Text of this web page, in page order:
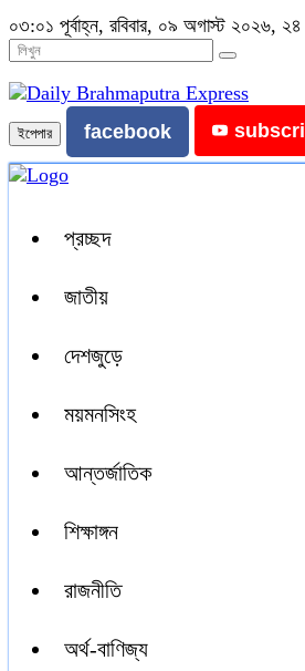
০৩:০১ পূর্বাহ্ন, রবিবার, ০৯ অগাস্ট ২০২৬, ২৪
ইপেপার facebook
প্রচ্ছদ
জাতীয়
দেশজুড়ে
ময়মনসিংহ
আন্তর্জাতিক
শিক্ষাঙ্গন
রাজনীতি
অর্থ-বাণিজ্য